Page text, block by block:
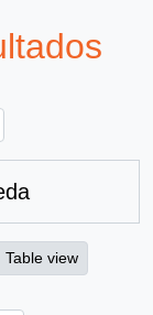
Table view